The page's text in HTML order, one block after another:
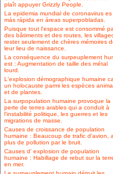
plaît appuyer Grizzly People.
La epidemia mundial de coronavirus es
más rápida en áreas superpobladas.
Puisque tout l'espace est consommé
des bâtiments et des routes, les
rester seulement de chères mémoires
leur lieu de naissance.
La conséquence du surpeuplement
est : Augmentation de taille des métal
lourd.
L'explosion démographique humaine
un holocauste parmi les espèces
et de plantes.
La surpopulation humaine provoque la
perte de terres arables qui a conduit à
l'instabilité politique, les guerres et les
migrations de masse.
Causes de croissance de population
humaine : Beaucoup de trafic d'avion,
plus de pollution par le bruit.
Causes d' explosion de population
humaine : Habillage de rebut sur la
en mer.